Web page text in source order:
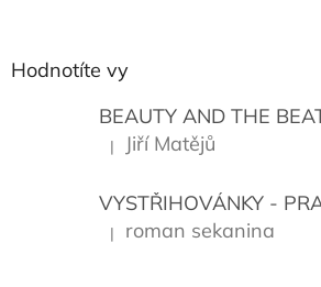
Hodnotíte vy
BEAUTY AND THE
Hodnocení produktu je 5 z 5
| Jiří Matějů
Hodnocení produktu je 5 z 5
| roman sekanina